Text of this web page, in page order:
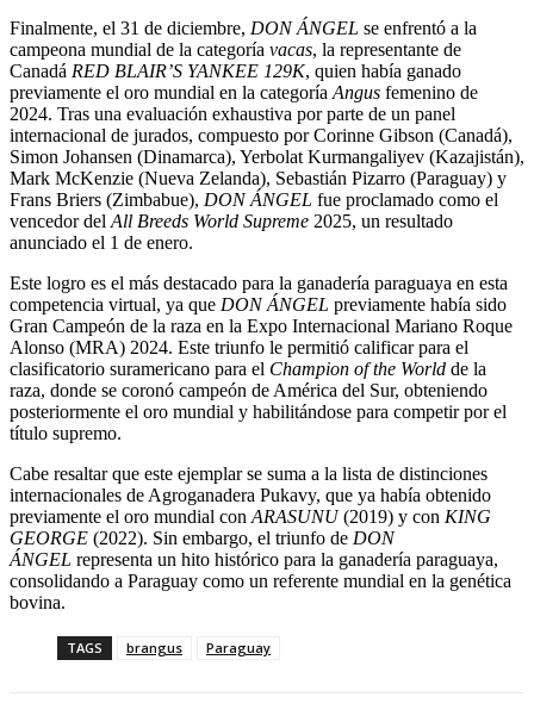
Finalmente, el 31 de diciembre, DON ÁNGEL se enfrentó a la
campeona mundial de la categoría vacas, la representante de
Canadá RED BLAIR’S YANKEE 129K, quien había ganado
previamente el oro mundial en la categoría Angus femenino de
2024. Tras una evaluación exhaustiva por parte de un panel
internacional de jurados, compuesto por Corinne Gibson (Canadá),
Simon Johansen (Dinamarca), Yerbolat Kurmangaliyev (Kazajistán),
Mark McKenzie (Nueva Zelanda), Sebastián Pizarro (Paraguay) y
Frans Briers (Zimbabue), DON ÁNGEL fue proclamado como el
vencedor del All Breeds World Supreme 2025, un resultado
anunciado el 1 de enero.
Este logro es el más destacado para la ganadería paraguaya en esta
competencia virtual, ya que DON ÁNGEL previamente había sido
Gran Campeón de la raza en la Expo Internacional Mariano Roque
Alonso (MRA) 2024. Este triunfo le permitió calificar para el
clasificatorio suramericano para el Champion of the World de la
raza, donde se coronó campeón de América del Sur, obteniendo
posteriormente el oro mundial y habilitándose para competir por el
título supremo.
Cabe resaltar que este ejemplar se suma a la lista de distinciones
internacionales de Agroganadera Pukavy, que ya había obtenido
previamente el oro mundial con ARASUNU(2019) y con KING
GEORGE (2022). Sin embargo, el triunfo de DON
ÁNGEL representa un hito histórico para la ganadería paraguaya,
consolidando a Paraguay como un referente mundial en la genética
bovina.
TAGS brangus Paraguay